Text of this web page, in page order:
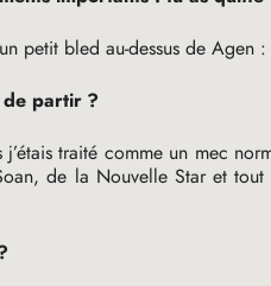
petit bled au-dessus de Agen
de partir ?
j’étais traité comme un mec
de la Nouvelle Star et